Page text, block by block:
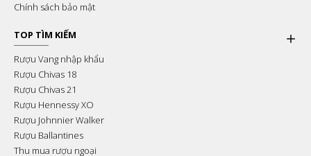
Chính sách bảo mật
TOP TÌM KIẾM
Rượu Vang nhập khẩu
Rượu Chivas 18
Rượu Chivas 21
Rượu Hennessy XO
Rượu Johnnier Walker
Rượu Ballantines
Thu mua rượu ngoại